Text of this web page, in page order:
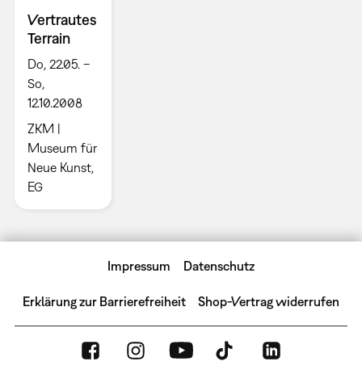
Vertrautes
Terrain
Do, 22.05. –
So,
12.10.2008
ZKM |
Museum für
Neue Kunst,
EG
Impressum Datenschutz
Erklärung zur Barrierefreiheit Shop-Vertrag widerrufen